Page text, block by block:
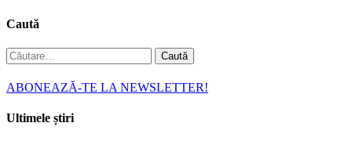
Caută
Caută
după:
ABONEAZĂ-TE LA NEWSLETTER!
Ultimele știri